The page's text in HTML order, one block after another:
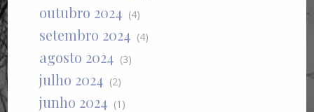
outubro 2024 (4)
setembro 2024 (4)
agosto 2024 (3)
julho 2024 (2)
junho 2024 (1)